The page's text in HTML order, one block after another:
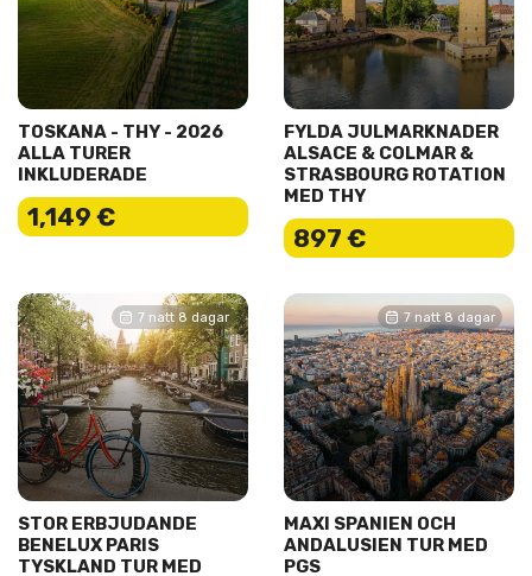
TOSKANA - THY - 2026
ALLA TURER
INKLUDERADE
1,149 €
FYLDA JULMARKNADER
ALSACE & COLMAR &
STRASBOURG ROTATION
MED THY
897 €
7 natt 8 dagar
STOR ERBJUDANDE
BENELUX PARIS
TYSKLAND TUR MED
7 natt 8 dagar
MAXI SPANIEN OCH
ANDALUSIEN TUR MED
PGS